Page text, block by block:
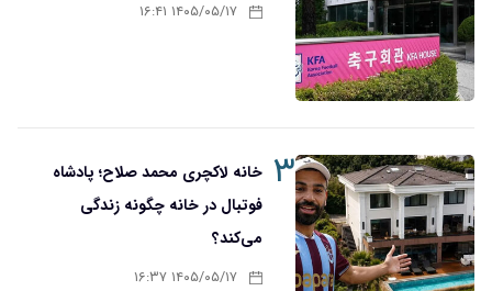
۱۴۰۵/۰۵/۱۷ ۱۶:۴۱
۳ خانه لاکچری محمد صلاح؛ پادشاه
فوتبال در خانه چگونه زندگی
می‌کند؟
۱۴۰۵/۰۵/۱۷ ۱۶:۳۷